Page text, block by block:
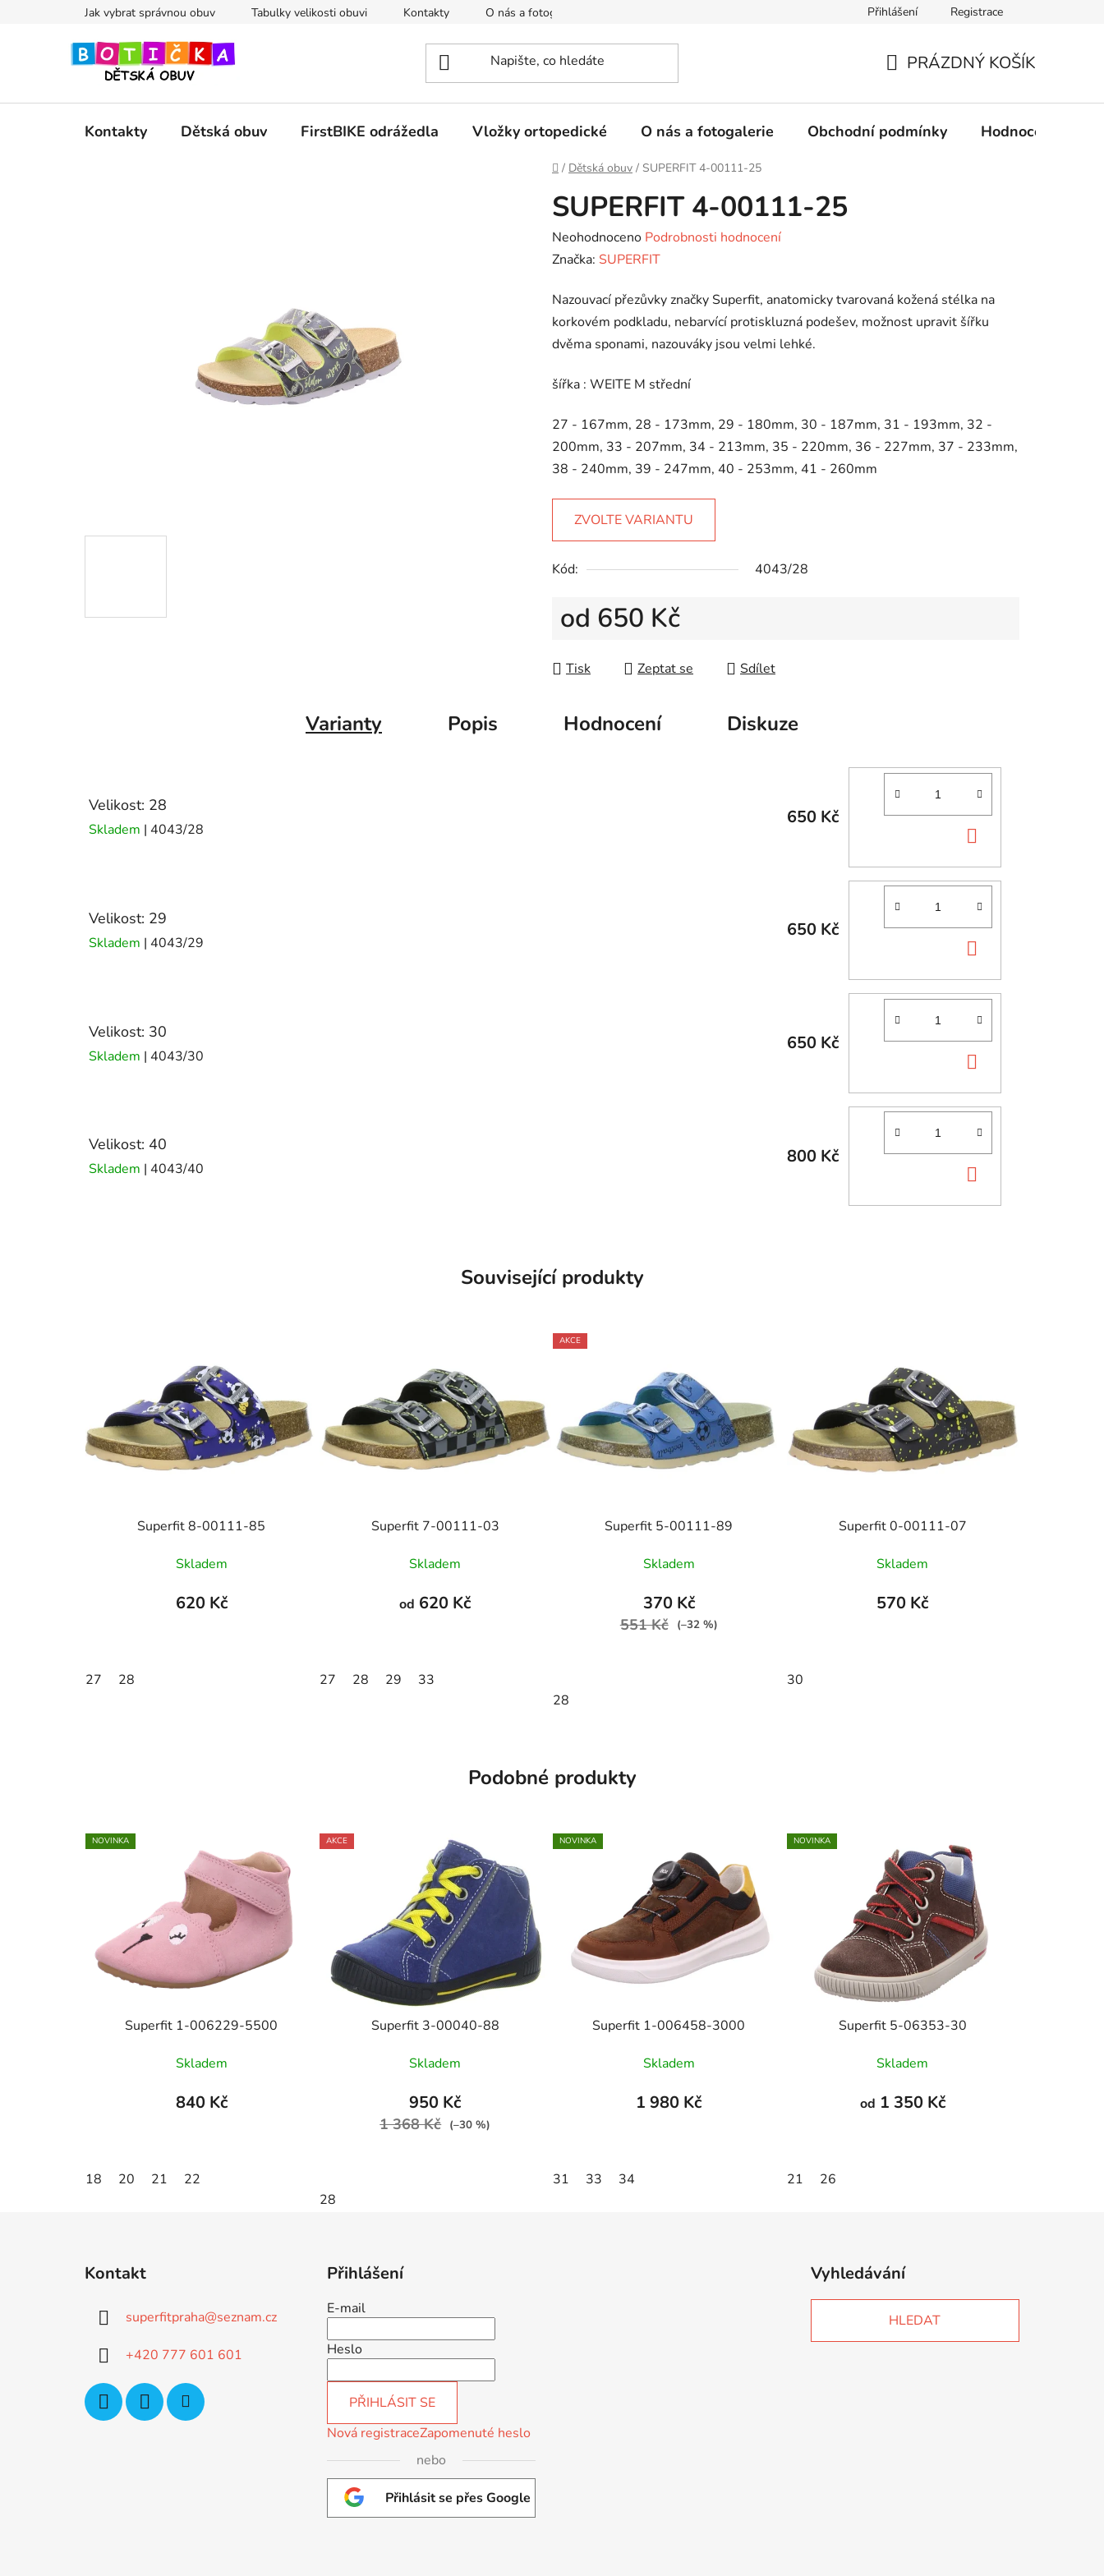
Jak vybrat správnou obuv Tabulky velikosti obuvi Kontakty O nás a fotogalerie Ochrana osobních údajů
Přihlášení Registrace
KOŠÍK
PRÁZDNÝ KOŠÍK
Kontakty Dětská obuv FirstBIKE odrážedla Vložky ortopedické O nás a fotogalerie Obchodní podmínky Hodnocení
Domů
/ Dětská obuv / SUPERFIT 4-00111-25
SUPERFIT 4-00111-25
Průměrné
hodnocení
je
0,0
z
hvězdiček.
Neohodnoceno Podrobnosti hodnocení
Značka: SUPERFIT
Nazouvací přezůvky značky Superfit, anatomicky tvarovaná kožená stélka na
korkovém podkladu, nebarvící protiskluzná podešev, možnost upravit šířku
dvěma sponami, nazouváky jsou velmi lehké.
šířka : WEITE M střední
27 - 167mm, 28 - 173mm, 29 - 180mm, 30 - 187mm, 31 - 193mm, 32 -
200mm, 33 - 207mm, 34 - 213mm, 35 - 220mm, 36 - 227mm, 37 - 233mm,
38 - 240mm, 39 - 247mm, 40 - 253mm, 41 - 260mm
ZVOLTE VARIANTU
Kód: 4043/28
od 650 Kč
Tisk
Zeptat se Sdílet
Varianty Popis Hodnocení Diskuze
Velikost: 28
Skladem | 4043/28
650 Kč
KOŠÍKU
Velikost: 29
Skladem | 4043/29
650 Kč
KOŠÍKU
Velikost: 30
Skladem | 4043/30
650 Kč
KOŠÍKU
Velikost: 40
Skladem | 4043/40
800 Kč
KOŠÍKU
Související produkty
Superfit 8-00111-85
Skladem
620 Kč
27 28
Superfit 7-00111-03
Skladem
od 620 Kč
27 28 29 33
AKCE
Superfit 5-00111-89
Skladem
370 Kč
551 Kč (–32 %)
28
Superfit 0-00111-07
Skladem
570 Kč
30
Podobné produkty
NOVINKA
Superfit 1-006229-5500
Skladem
840 Kč
18 20 21 22
AKCE
Superfit 3-00040-88
Skladem
950 Kč
1 368 Kč (–30 %)
28
NOVINKA
Superfit 1-006458-3000
Skladem
1 980 Kč
31 33 34
NOVINKA
Superfit 5-06353-30
Skladem
od 1 350 Kč
21 26
Kontakt
superfitpraha@seznam.cz
+420 777 601 601
Přihlášení
E-mail
Heslo
PŘIHLÁSIT SE
Nová registraceZapomenuté heslo
nebo
Přihlásit se přes Google
Vyhledávání
HLEDAT